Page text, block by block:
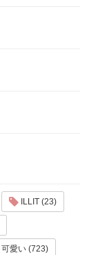
ILLIT (23)
可愛い (723)